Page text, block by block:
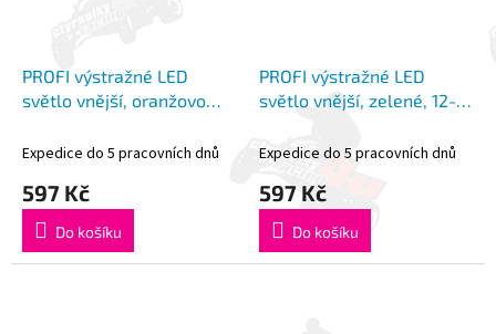
PROFI výstražné LED
světlo vnější, oranžovo
Expedice do 5 pracovních dnů
597 Kč
Do košíku
PROFI výstražné LED
světlo vnější, zelené, 12-
Expedice do 5 pracovních dnů
597 Kč
Do košíku